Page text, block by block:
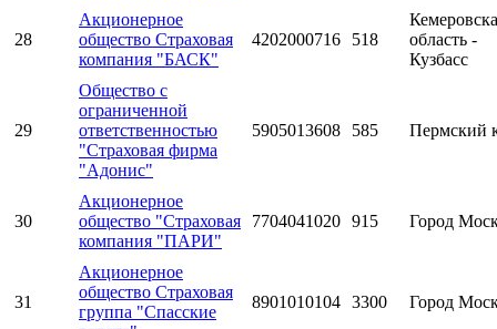
28
Акционерное
общество Страховая
компания "БАСК"
4202000716 518
область -
Кузбасс
29
Общество с
ограниченной
ответственностью
"Страховая фирма
"Адонис"
5905013608 585 Пермский
30
Акционерное
общество "Страховая
компания "ПАРИ"
7704041020 915 Город
31
Акционерное
общество Страховая
группа "Спасские
8901010104 3300 Город